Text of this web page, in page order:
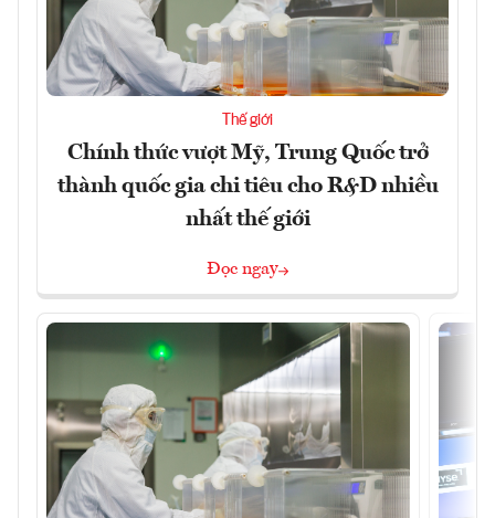
Thế giới
Chính thức vượt Mỹ, Trung Quốc trở
thành quốc gia chi tiêu cho R&D nhiều
nhất thế giới
Đọc ngay